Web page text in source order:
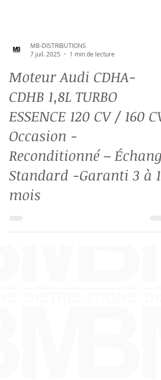
7 juil. 2025
1 min de lecture
Moteur Audi CDHA-
CDHB 1,8L TURBO
ESSENCE 120 CV / 160 CV
Occasion -
Reconditionné – Échange
Standard -Garanti 3 à 12